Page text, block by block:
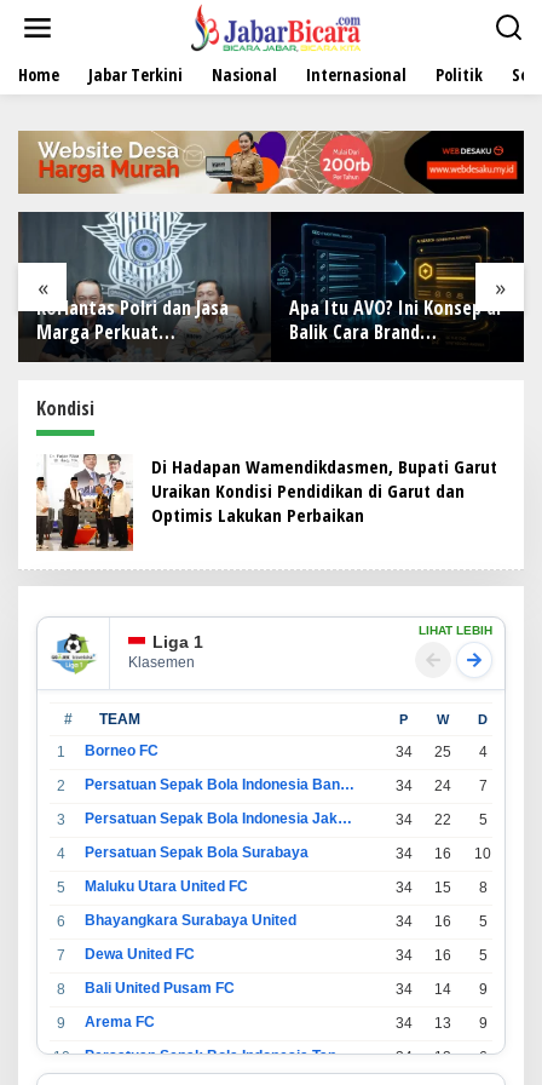
t
Home Jabar Terkini Nasional Internasional Politik
« »
Korlantas Polri dan Jasa
Marga Perkuat
Kolaborasi, Bahas
hingga Penertiban ODOL
Apa Itu AVO? Ini Konsep di
Balik Cara Brand
Direkomendasikan AI
Kondisi
Di Hadapan Wamendikdasmen, Bupati Garut
Uraikan Kondisi Pendidikan di Garut dan
Optimis Lakukan Perbaikan
Liga 1
Klasemen
LIHAT LEBIH
# TEAM P W D
1 Borneo FC 34 25 4
2
Persatuan Sepak Bola Indonesia Bandung 34 24 7
3
Persatuan Sepak Bola Indonesia Jakarta 34 22 5
4
Persatuan Sepak Bola Surabaya 34 16 10
5
Maluku Utara United FC 34 15 8
6
Bhayangkara Surabaya United 34 16 5
7
Dewa United FC 34 16 5
8
Bali United Pusam FC 34 14 9
9
Arema FC 34 13 9
10
Persatuan Sepak Bola Indonesia Tangerang 34 13 6